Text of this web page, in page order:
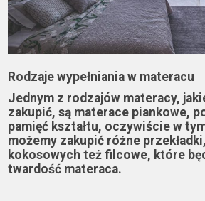
Rodzaje wypełniania w materacu
Jednym z rodzajów materacy,
zakupić, są materace piankowe,
pamięć kształtu, oczywiście w
możemy zakupić różne
kokosowych też filcowe, które
twardość materaca.